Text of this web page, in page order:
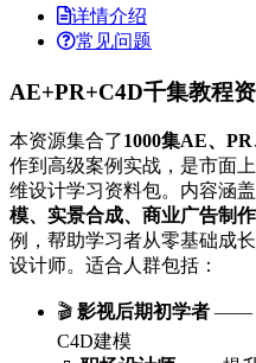
详情介绍
常见问题
AE+PR+C4D千集教程
本资源集合了1000集AE、
作到高级案例实战，是市面
维设计学习资料包。内容涵盖
模、实景合成、商业广告制作
例，帮助学习者从零基础成
设计师。适合人群包括：
🎬 影视后期初学者 ——
C4D建模